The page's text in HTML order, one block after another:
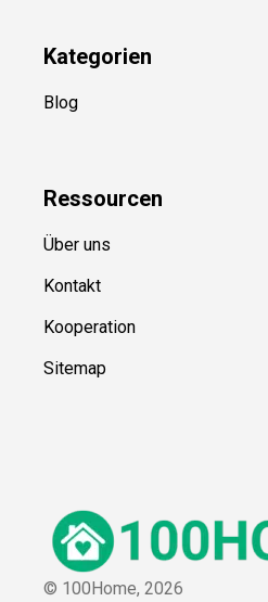
Kategorien
Blog
Ressourcen
Über uns
Kontakt
Kooperation
Sitemap
© 100Home, 2026